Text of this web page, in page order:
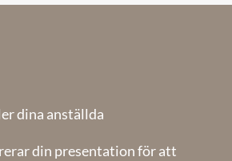
dina anställda
din presentation för att